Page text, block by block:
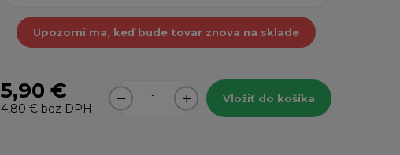
Upozorni ma, keď bude tovar znova na sklade
5,90 €
4,80 € bez DPH
Vložiť do košíka